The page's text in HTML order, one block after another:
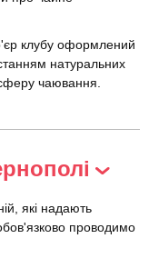
клубу оформлений
натуральних
чаювання.
які надають
проводимо